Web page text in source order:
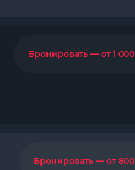
Бронировать — от 1 000
Бронировать — от 800